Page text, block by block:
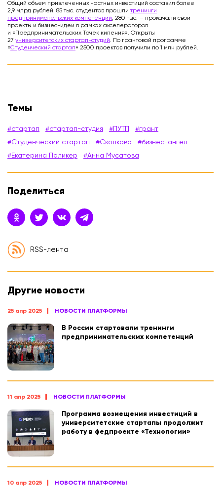
Темы
#стартап #стартап-студия #ПУТП
#грант
#Студенческий стартап
#Сколково
#бизнес-ангел
#Екатерина Поликер
#Анна Мусатова
Поделиться
RSS-лента
Другие новости
25 апр 2025 НОВОСТИ ПЛАТФОРМЫ
В России стартовали тренинги
предпринимательских компетенций
11 апр 2025 НОВОСТИ ПЛАТФОРМЫ
Программа возмещения инвестиций в
университетские стартапы продолжит
работу в федпроекте «Технологии»
10 апр 2025 НОВОСТИ ПЛАТФОРМЫ
Общий объем привлеченных частных инвестиций составил более
2,9 млрд рублей. 85 тыс. студентов прошли тренинги
предпринимательских компетенций, 280 тыс. — прокачали свои
проекты и бизнес-идеи в рамках акселераторов
и «Предпринимательских Точек кипения». Открыты
27 университетских стартап-студий. По грантовой программе
«Студенческий стартап» 2500 проектов получили по 1 млн рублей.